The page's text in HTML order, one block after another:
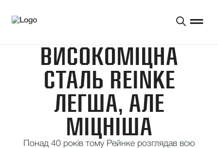
ВИСОКОМІЦНА
СТАЛЬ REINKE
ЛЕГША, АЛЕ
МІЦНІША
Понад 40 років тому Рейнке розглядав всю